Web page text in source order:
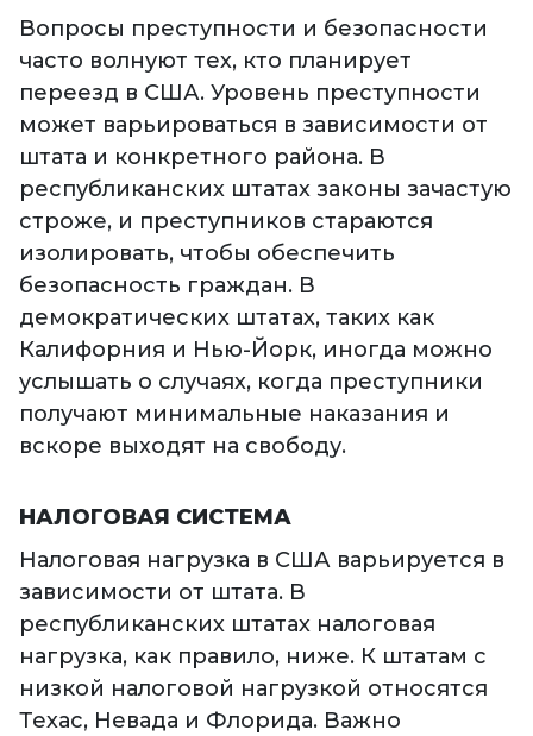
Вопросы преступности и безопасности
часто волнуют тех, кто планирует
переезд в США. Уровень преступности
может варьироваться в зависимости от
штата и конкретного района. В
республиканских штатах законы зачастую
строже, и преступников стараются
изолировать, чтобы обеспечить
безопасность граждан. В
демократических штатах, таких как
Калифорния и Нью-Йорк, иногда можно
услышать о случаях, когда преступники
получают минимальные наказания и
вскоре выходят на свободу.
НАЛОГОВАЯ СИСТЕМА
Налоговая нагрузка в США варьируется в
зависимости от штата. В
республиканских штатах налоговая
нагрузка, как правило, ниже. К штатам с
низкой налоговой нагрузкой относятся
Техас, Невада и Флорида. Важно